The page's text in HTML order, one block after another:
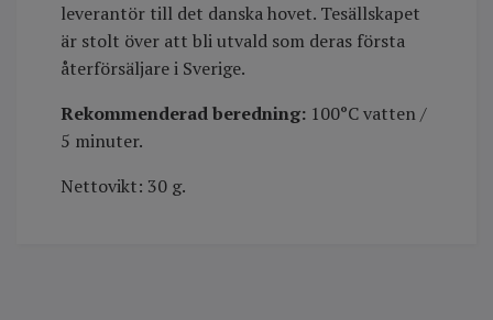
leverantör till det danska hovet. Tesällskapet
är stolt över att bli utvald som deras första
återförsäljare i Sverige.
Rekommenderad beredning: 100°C vatten /
5 minuter.
Nettovikt: 30 g.